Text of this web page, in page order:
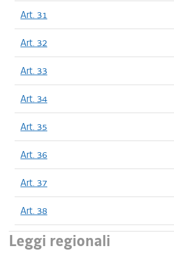
Art. 31
Art. 32
Art. 33
Art. 34
Art. 35
Art. 36
Art. 37
Art. 38
Leggi regionali